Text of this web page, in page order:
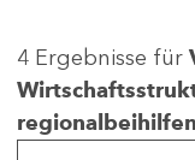
4 Ergebnisse für
regionalbeihilfen